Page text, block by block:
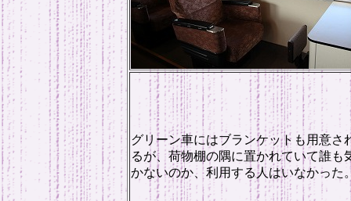
グリーン車にはブランケットも用意さ
るが、荷物棚の隅に置かれていて誰も
かないのか、利用する人はいなかった